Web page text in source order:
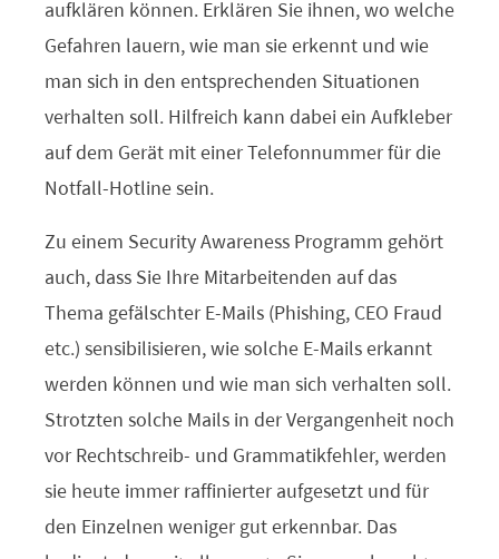
aufklären können. Erklären Sie ihnen, wo welche
Gefahren lauern, wie man sie erkennt und wie
man sich in den entsprechenden Situationen
verhalten soll. Hilfreich kann dabei ein Aufkleber
auf dem Gerät mit einer Telefonnummer für die
Notfall-Hotline sein.
Zu einem Security Awareness Programm gehört
auch, dass Sie Ihre Mitarbeitenden auf das
Thema gefälschter E-Mails (Phishing, CEO Fraud
etc.) sensibilisieren, wie solche E-Mails erkannt
werden können und wie man sich verhalten soll.
Strotzten solche Mails in der Vergangenheit noch
vor Rechtschreib- und Grammatikfehler, werden
sie heute immer raffinierter aufgesetzt und für
den Einzelnen weniger gut erkennbar. Das